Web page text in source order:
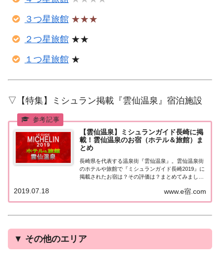
３つ星旅館 ★★★
２つ星旅館 ★★
１つ星旅館 ★
▽【特集】ミシュラン掲載『雲仙温泉』宿泊施設
【雲仙温泉】ミシュランガイド長崎に掲
載！雲仙温泉のお宿（ホテル＆旅館）ま
とめ
長崎県を代表する温泉街『雲仙温泉』。雲仙温泉街
のホテルや旅館で『ミシュランガイド長崎2019』に
掲載されたお宿は？その評価は？まとめてみました
イド長崎2019とは？2019年7月13日に発売された
「ミシュランガイド福岡・佐賀・長崎 2...
www.e宿.com
2019.07.18
▼ その他のエリア